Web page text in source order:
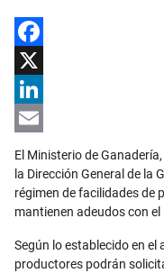
Facebook
X
LinkedIn
Email
El Ministerio de
la Dirección General de la
régimen de facilidades de
mantienen adeudos con
Según lo establecido en el
productores podrán